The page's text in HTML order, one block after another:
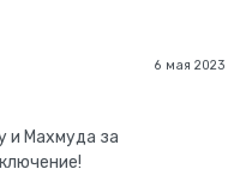
6 мая 2023
и Махмуда за